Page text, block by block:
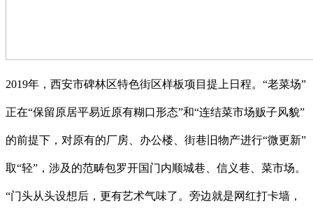
2019年，西安市碑林区特色街区样板项目提上日程。“老菜场”
正在“保留原居平易近原有糊口形态”和“连结菜市场贩子风貌”
的前提下，对原有的厂房、办公楼、街巷旧物产进行“微更新”
取“轻”，涉及的范畴包罗开国门内顺城巷、信义巷、菜市场。
“门头从头设想后，更有艺术气味了。旁边就是网红打卡墙，